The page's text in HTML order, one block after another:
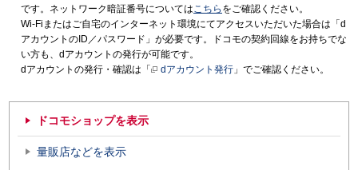
です。ネットワーク暗証番号についてはこちら をご確認ください。
Wi-Fiまたはご自宅のインターネット環境にてアクセスいただいた場合は「d
アカウントのID／パスワード」が必要です。ドコモの契約回線をお持ちでな
い方も、dアカウントの発行が可能です。
dアカウントの発行・確認は「
dアカウント発行 」でご確認ください。
ドコモショップを表示
量販店などを表示